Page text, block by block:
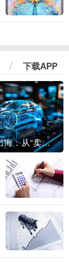
下载APP
中国汽车出海：从“卖出去”到“走进去”